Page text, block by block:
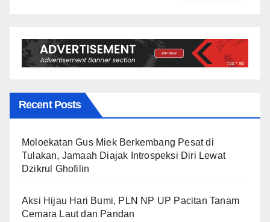
Recent Posts
Moloekatan Gus Miek Berkembang Pesat di
Tulakan, Jamaah Diajak Introspeksi Diri Lewat
Dzikrul Ghofilin
Aksi Hijau Hari Bumi, PLN NP UP Pacitan Tanam
Cemara Laut dan Pandan